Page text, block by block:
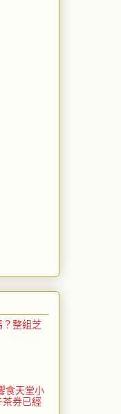
？整組芝
食天堂小
茶券已經